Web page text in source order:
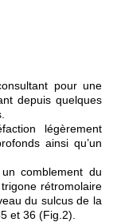
pour une
depuis quelques
légèrement
ainsi qu’un
comblement du
rétromolaire
du sulcus de la
et 36 (Fig.2).